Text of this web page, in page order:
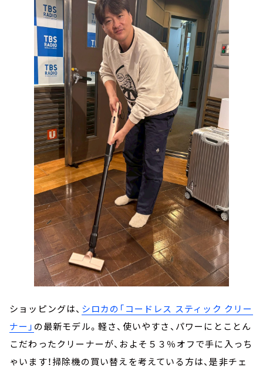
ショッピングは、 シロカの「コードレス スティック クリー
ナー」 の最新モデル。軽さ、使いやすさ、パワーにとことん
こだわったクリーナーが、およそ５３％オフで手に入っち
ゃいます！掃除機の買い替えを考えている方は、是非チェ